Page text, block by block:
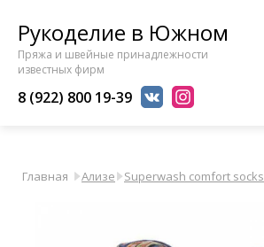
Рукоделие в Южном
Пряжа и швейные принадлежности
известных фирм
8 (922) 800 19-39
Главная Ализе Superwash comfort socks